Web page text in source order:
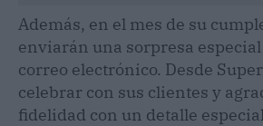
Además, en el mes de su
enviarán una sorpresa
correo electrónico. Desde
celebrar con sus clientes y
fidelidad con un detalle